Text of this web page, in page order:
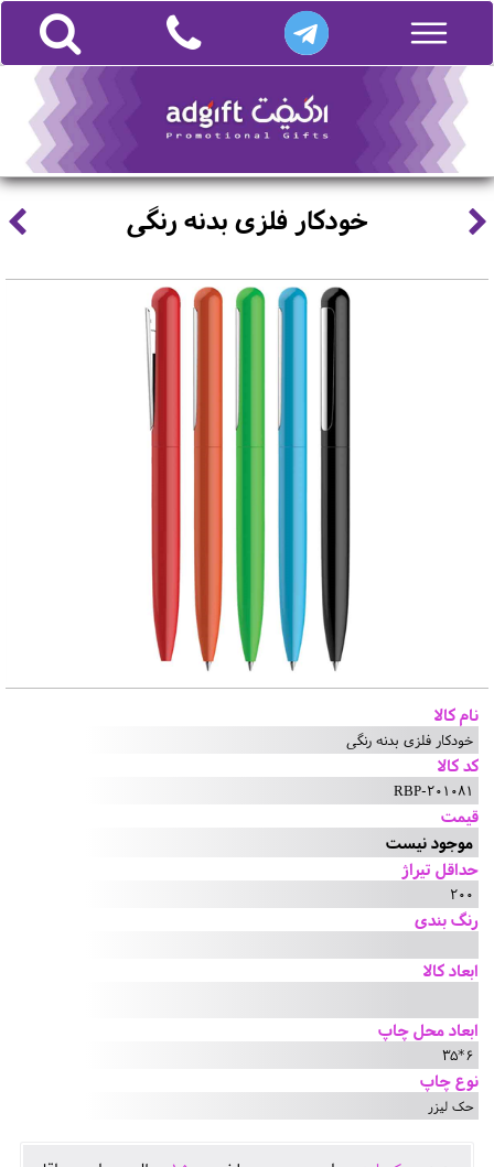
خودکار فلزی بدنه رنگی
نام کالا
خودکار فلزی بدنه رنگی
کد کالا
RBP-201081
قیمت
موجود نیست
حداقل تیراژ
200
رنگ بندی
ابعاد کالا
ابعاد محل چاپ
6*35
نوع چاپ
حک لیزر